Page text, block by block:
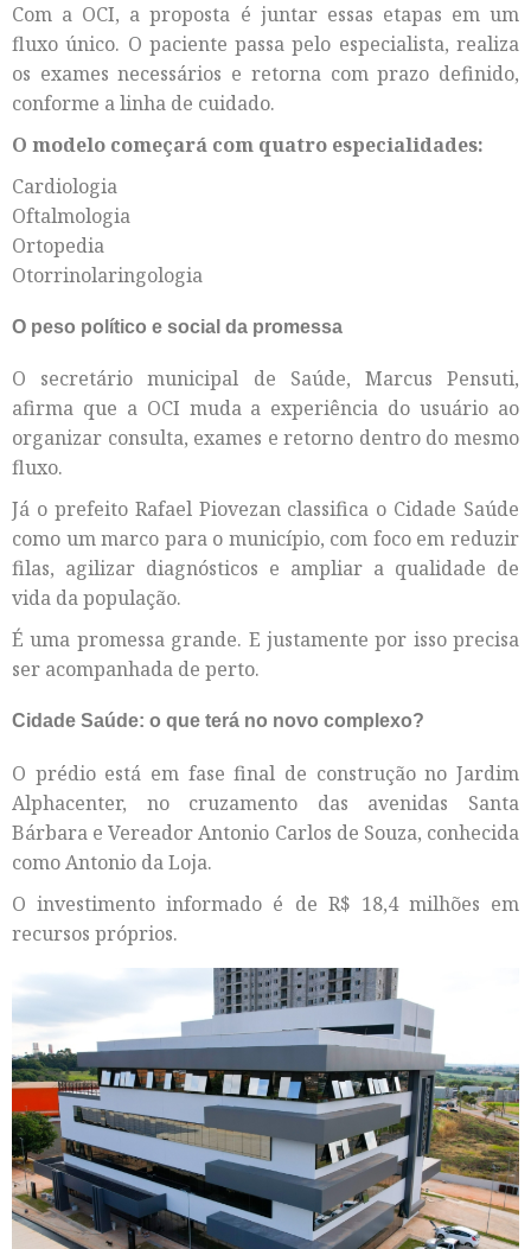
Com a OCI, a proposta é juntar essas etapas em um
fluxo único. O paciente passa pelo especialista, realiza
os exames necessários e retorna com prazo definido,
conforme a linha de cuidado.
O modelo começará com quatro especialidades:
Cardiologia
Oftalmologia
Ortopedia
Otorrinolaringologia
O peso político e social da promessa
O secretário municipal de Saúde, Marcus Pensuti,
afirma que a OCI muda a experiência do usuário ao
organizar consulta, exames e retorno dentro do mesmo
fluxo.
Já o prefeito Rafael Piovezan classifica o Cidade Saúde
como um marco para o município, com foco em reduzir
filas, agilizar diagnósticos e ampliar a qualidade de
vida da população.
É uma promessa grande. E justamente por isso precisa
ser acompanhada de perto.
Cidade Saúde: o que terá no novo complexo?
O prédio está em fase final de construção no Jardim
Alphacenter, no cruzamento das avenidas Santa
Bárbara e Vereador Antonio Carlos de Souza, conhecida
como Antonio da Loja.
O investimento informado é de R$ 18,4 milhões em
recursos próprios.